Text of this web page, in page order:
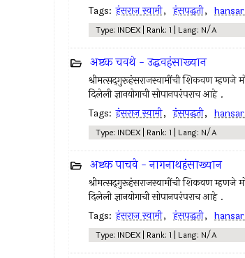
Tags: हंसराज स्वामी, हंसपद्धती,
Type: INDEX | Rank: 1 | Lang: N/A
अष्टक चवथे - उद्धवहंसाख्यान
श्रीमत्सद्‍गुरूहंसराजस्वामींची शिकवण म्हणजे
दिलेली ज्ञानयोगाची सोपानपरंपराच आहे .
Tags: हंसराज स्वामी, हंसपद्धती,
Type: INDEX | Rank: 1 | Lang: N/A
अष्टक पाचवे - नागनाथहंसाख्यान
श्रीमत्सद्‍गुरूहंसराजस्वामींची शिकवण म्हणजे
दिलेली ज्ञानयोगाची सोपानपरंपराच आहे .
Tags: हंसराज स्वामी, हंसपद्धती,
Type: INDEX | Rank: 1 | Lang: N/A